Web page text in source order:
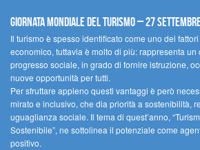
Giornata mondiale del turismo – 27 settembre
Il turismo è spesso identificato come uno dei
economico, tuttavia è molto di più: rappresenta un
progresso sociale, in grado di fornire istruzione,
nuove opportunità per tutti.
Per sfruttare appieno questi vantaggi è però
mirato e inclusivo, che dia priorità a sostenibilità,
uguaglianza sociale. Il tema di quest’anno,
Sostenibile”, ne sottolinea il potenziale come
positivo.